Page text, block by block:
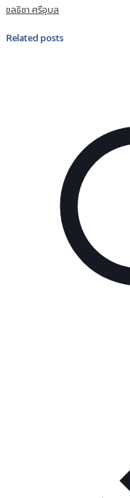
ชลธิชา ศรีอุบล
Related posts